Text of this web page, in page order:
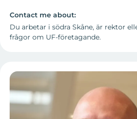
Contact me about:
Du arbetar i södra Skåne, är rektor
frågor om UF-företagande.